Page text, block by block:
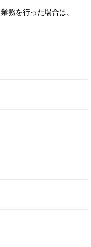
務を行った場合は、